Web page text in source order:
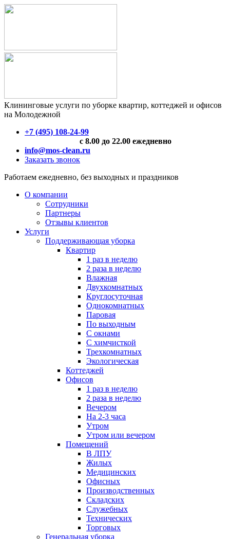
Клининговые услуги по уборке квартир, коттеджей и офисов
на Молодежной
+7 (495) 108-24-99
с 8.00 до 22.00 ежедневно
info@mos-clean.ru
Заказать звонок
Работаем ежедневно, без выходных и праздников
О компании
Сотрудники
Партнеры
Отзывы клиентов
Услуги
Поддерживающая уборка
Квартир
1 раз в неделю
2 раза в неделю
Влажная
Двухкомнатных
Круглосуточная
Однокомнатных
Паровая
По выходным
С окнами
С химчисткой
Трехкомнатных
Экологическая
Коттеджей
Офисов
1 раз в неделю
2 раза в неделю
Вечером
На 2-3 часа
Утром
Утром или вечером
Помещений
В ЛПУ
Жилых
Медицинских
Офисных
Производственных
Складских
Служебных
Технических
Торговых
Генеральная уборка